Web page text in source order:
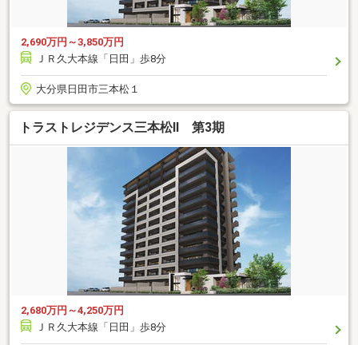
2,690万円～3,850万円
ＪＲ久大本線「日田」歩8分
大分県日田市三本松１
トラストレジデンス三本松II 第3期
2,680万円～4,250万円
ＪＲ久大本線「日田」歩8分